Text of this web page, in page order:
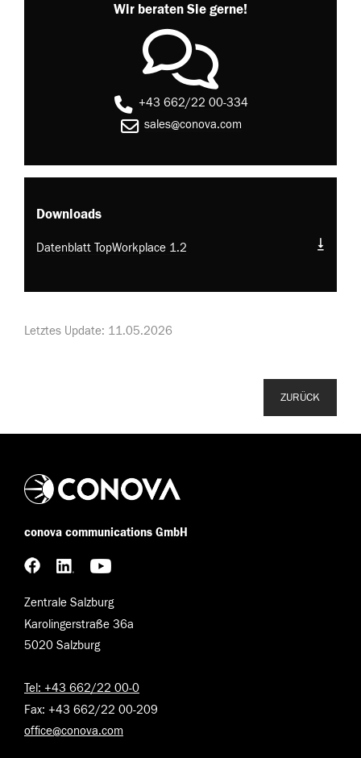
Wir beraten Sie gerne!
+43 662/22 00-334
sales@conova.com
Downloads
Datenblatt TopWorkplace 1.2
Letztes Update: 11.05.2026
ZURÜCK
conova communications GmbH
Zentrale Salzburg
Karolingerstraße 36a
5020 Salzburg
Tel: +43 662/22 00-0
Fax: +43 662/22 00-209
office@conova.com